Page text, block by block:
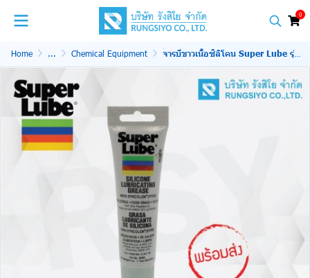
0
Home ... Chemical Equipment จารบีขาวเนื้อซิลิโคน Super Lube รุ่น 92003 85g.